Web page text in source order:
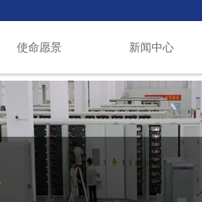
使命愿景 新闻中心